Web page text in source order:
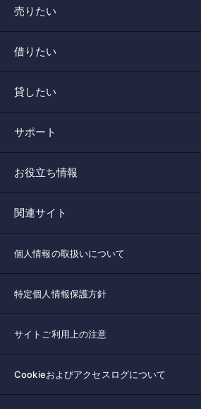
売りたい
借りたい
貸したい
サポート
お役立ち情報
関連サイト
個人情報の取扱いについて
特定個人情報保護方針
サイトご利用上の注意
Cookieおよびアクセスログについて